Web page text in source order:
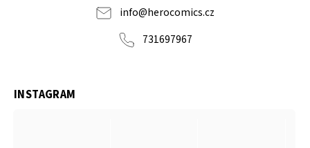
info@herocomics.cz
731697967
INSTAGRAM